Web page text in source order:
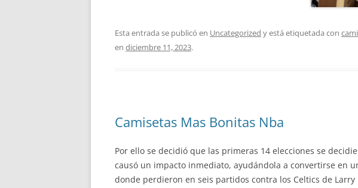
Esta entrada se publicó en Uncategorized y está etiquetada con
en diciembre 11, 2023.
Camisetas Mas Bonitas Nba
Por ello se decidió que las primeras 14 elecciones se
causó un impacto inmediato, ayudándola a convertirse en
donde perdieron en seis partidos contra los Celtics de